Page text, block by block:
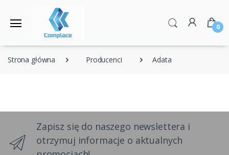
0
Strona główna Producenci Adata
Zapisz się do naszego newslettera i
otrzymuj informacje o aktualnych